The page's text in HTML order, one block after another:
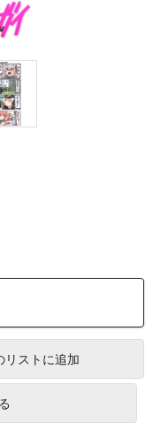
リストに追加